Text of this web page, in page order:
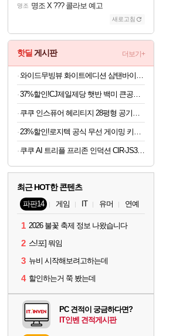
명조 명조 X ??? 콜라보 예고
새로고침
핫딜 게시판 더보기+
쿠쿠 AI 트리플 프리존 인덕션 CIR-JS301FW
최근 HOT한 콘텐츠
파판14 게임 IT 유머 연예
1 2026 불꽃 축제 정보 나왔습니다
2 스!포] 뭐임
3 뉴비 시작해보려고하는데
4 할인하는거 쭉 봤는데
PC 견적이 궁금하다면?
IT인벤 견적게시판